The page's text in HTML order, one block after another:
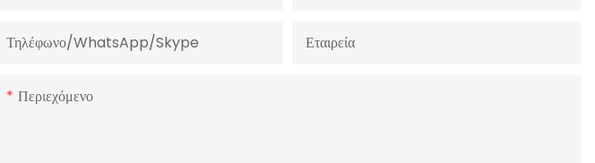
Τηλέφωνο/WhatsApp/Skype Εταιρεία
Περιεχόμενο